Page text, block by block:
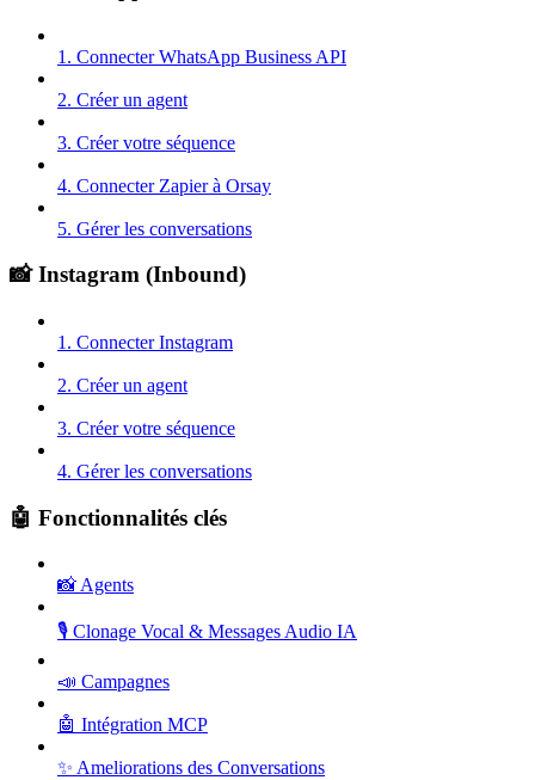
1. Connecter WhatsApp Business API
2. Créer un agent
3. Créer votre séquence
4. Connecter Zapier à Orsay
5. Gérer les conversations
📸 Instagram (Inbound)
1. Connecter Instagram
2. Créer un agent
3. Créer votre séquence
4. Gérer les conversations
🤖 Fonctionnalités clés
📸 Agents
🎙️ Clonage Vocal & Messages Audio IA
📣 Campagnes
🤖 Intégration MCP
✨ Ameliorations des Conversations